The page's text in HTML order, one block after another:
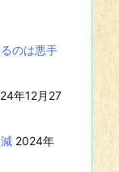
のは悪手
年12月27
2024年